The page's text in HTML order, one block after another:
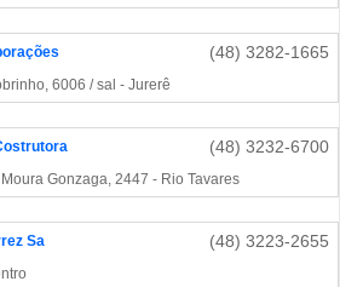
(48) 3282-1665
6006 / sal - Jurerê
(48) 3232-6700
Gonzaga, 2447 - Rio Tavares
Sa (48) 3223-2655